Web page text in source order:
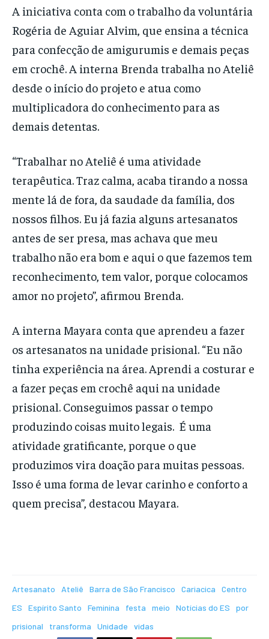
A iniciativa conta com o trabalho da voluntária
Rogéria de Aguiar Alvim, que ensina a técnica
para confecção de amigurumis e demais peças
em crochê. A interna Brenda trabalha no Ateliê
desde o início do projeto e atua como
multiplicadora do conhecimento para as
demais detentas.
“Trabalhar no Ateliê é uma atividade
terapêutica. Traz calma, acaba tirando a nossa
mente lá de fora, da saudade da família, dos
nossos filhos. Eu já fazia alguns artesanatos
antes de ser presa, mas achava que meu
trabalho não era bom e aqui o que fazemos tem
reconhecimento, tem valor, porque colocamos
amor no projeto”, afirmou Brenda.
A interna Mayara conta que aprendeu a fazer
os artesanatos na unidade prisional. “Eu não
tinha experiência na área. Aprendi a costurar e
a fazer peças em crochê aqui na unidade
prisional. Conseguimos passar o tempo
produzindo coisas muito legais. É uma
atividade gratificante, porque o que
produzimos vira doação para muitas pessoas.
Isso é uma forma de levar carinho e conforto a
quem precisa”, destacou Mayara.
Artesanato Ateliê Barra de São Francisco Cariacica
Centro
ES
Espírito Santo Feminina festa meio Notícias do ES
por
prisional
transforma Unidade vidas